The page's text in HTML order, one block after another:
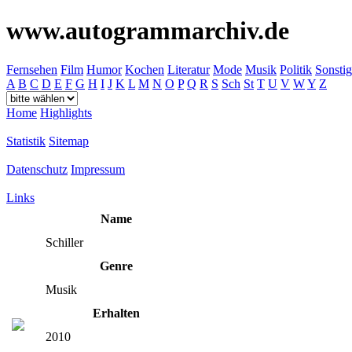
www.autogrammarchiv.de
Fernsehen Film Humor Kochen Literatur Mode Musik Politik
A B C D E F G H I J K L M N O P Q R S Sch St T U V WY Z
Home Highlights
Statistik Sitemap
Datenschutz Impressum
Links
Name
Schiller
Genre
Musik
Erhalten
2010